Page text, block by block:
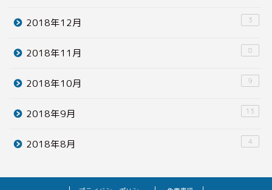
2018年12月 3
2018年11月 8
2018年10月 9
2018年9月 13
2018年8月 4